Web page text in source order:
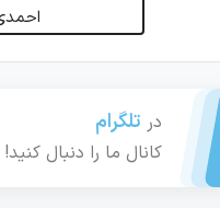
در تلگرام
کانال ما را دنبال کنید!